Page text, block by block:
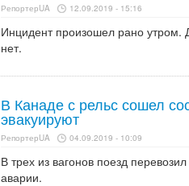
РепортерUA 12.09.2019 - 15:16
Инцидент произошел рано
нет.
В Канаде с рельс сошел
эвакуируют
РепортерUA 04.09.2019 - 10:09
В трех из вагонов поезд
аварии.